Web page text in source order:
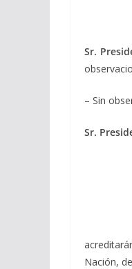
Sr.
– Sin
Sr.
Nación,